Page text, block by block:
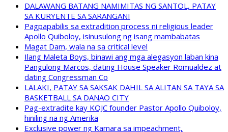
DALAWANG BATANG NAMIMITAS NG SANTOL, PATAY
SA KURYENTE SA SARANGANI
Pagpapabilis sa extradition process ni religious leader
Apollo Quiboloy, isinusulong ng isang mambabatas
Magat Dam, wala na sa critical level
Ilang Maleta Boys, binawi ang mga alegasyon laban kina
Pangulong Marcos, dating House Speaker Romualdez at
dating Congressman Co
LALAKI, PATAY SA SAKSAK DAHIL SA ALITAN SA TAYA SA
BASKETBALL SA DANAO CITY
Pag-extradite kay KOJC founder Pastor Apollo Quiboloy,
hiniling na ng Amerika
Exclusive power ng Kamara sa impeachment,